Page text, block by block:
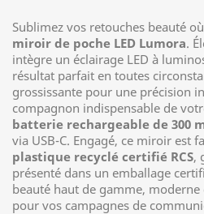
Sublimez vos retouches beauté
miroir de poche LED Lumora.
intègre un éclairage LED à
résultat parfait en toutes
grossissante pour une précision
compagnon indispensable de
batterie rechargeable de 300
via USB-C. Engagé, ce miroir est
plastique recyclé certifié RCS,
présenté dans un emballage
beauté haut de gamme,
pour vos campagnes de